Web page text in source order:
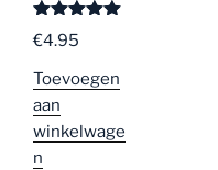
Gewaardeer
d5.00
€4.95
Toevoegen
aan
winkelwage
n